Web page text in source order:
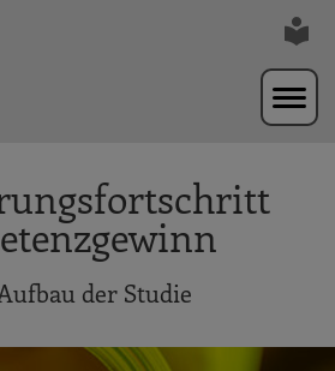
der Studie